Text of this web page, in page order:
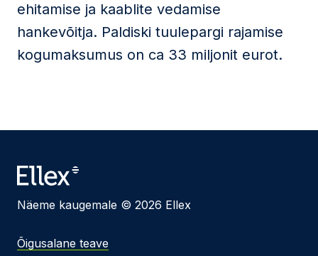
ehitamise ja kaablite vedamise
hankevõitja. Paldiski tuulepargi rajamise
kogumaksumus on ca 33 miljonit eurot.
Näeme kaugemale © 2026 Ellex
Õigusalane teave